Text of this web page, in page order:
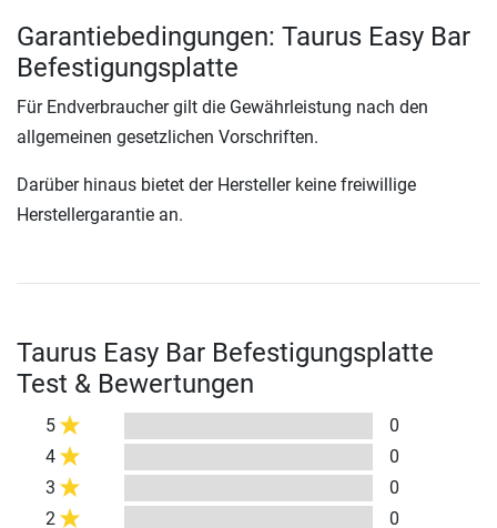
Garantiebedingungen: Taurus Easy Bar
Befestigungsplatte
Für Endverbraucher gilt die Gewährleistung nach den
allgemeinen gesetzlichen Vorschriften.
Darüber hinaus bietet der Hersteller keine freiwillige
Herstellergarantie an.
Taurus Easy Bar Befestigungsplatte
Test & Bewertungen
5
0
4
0
3
0
2
0